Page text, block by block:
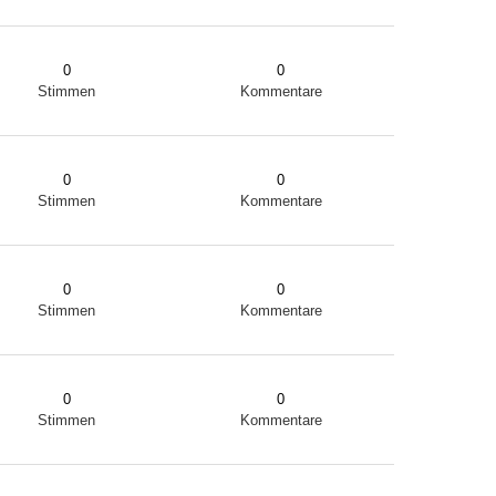
0
Stimmen
0
Kommentare
0
Stimmen
0
Kommentare
0
Stimmen
0
Kommentare
0
Stimmen
0
Kommentare